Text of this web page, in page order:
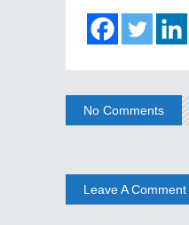
No Comments
Leave A Comment